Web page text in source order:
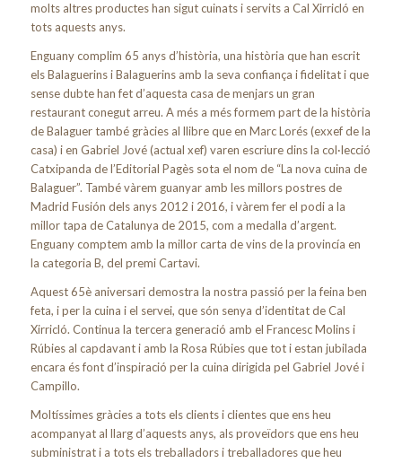
molts altres productes han sigut cuinats i servits a Cal Xirricló en
tots aquests anys.
Enguany complim 65 anys d’història, una història que han escrit
els Balaguerins i Balaguerins amb la seva confiança i fidelitat i que
sense dubte han fet d’aquesta casa de menjars un gran
restaurant conegut arreu. A més a més formem part de la història
de Balaguer també gràcies al llibre que en Marc Lorés (exxef de la
casa) i en Gabriel Jové (actual xef) varen escriure dins la col·lecció
Catxipanda de l’Editorial Pagès sota el nom de “La nova cuina de
Balaguer”. També vàrem guanyar amb les millors postres de
Madrid Fusión dels anys 2012 i 2016, i vàrem fer el podi a la
millor tapa de Catalunya de 2015, com a medalla d’argent.
Enguany comptem amb la millor carta de vins de la provincía en
la categoria B, del premi Cartavi.
Aquest 65è aniversari demostra la nostra passió per la feina ben
feta, i per la cuina i el servei, que són senya d’identitat de Cal
Xirricló. Continua la tercera generació amb el Francesc Molins i
Rúbies al capdavant i amb la Rosa Rúbies que tot i estan jubilada
encara és font d’inspiració per la cuina dirigida pel Gabriel Jové i
Campillo.
Moltíssimes gràcies a tots els clients i clientes que ens heu
acompanyat al llarg d’aquests anys, als proveïdors que ens heu
subministrat i a tots els treballadors i treballadores que heu